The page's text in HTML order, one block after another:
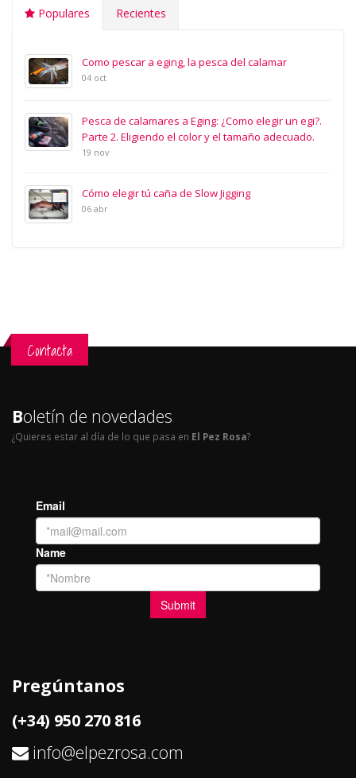
Populares Recientes
Como pescar a eging, la pesca del calamar
04 oct
Pesca de calamares a Eging: ¿Como elegir un egi?.
Parte 2. Eligiendo el color y el tamaño adecuado.
19 nov
Cómo elegir tú caña de Slow Jigging
06 abr
Contacta
Boletín de novedades
¿Quieres estar al día de lo que pasa en El Pez Rosa?
Pregúntanos
(+34) 950 270 816
info@elpezrosa.com